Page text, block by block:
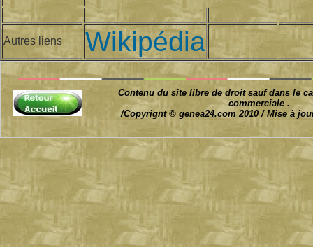
Autres liens Wikipédia
Contenu du site libre de droit sauf dans le
commerciale .
/Copyrignt © genea24.com 2010 / Mise à